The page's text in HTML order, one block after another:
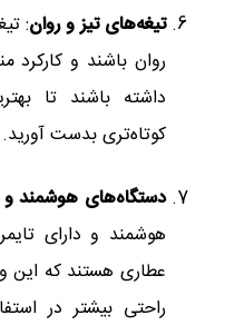
تیغه‌های تیز و روان:
روان باشند و کارکرد
داشته باشند تا
کوتاه‌تری بدست آورید.
دستگاه‌های هوشمند و
هوشمند و دارای
عطاری هستند که این
راحتی بیشتر در